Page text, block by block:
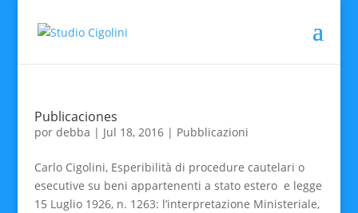
Publicaciones
por debba | Jul 18, 2016| Pubblicazioni
Carlo Cigolini, Esperibilità di procedure cautelari o
esecutive su beni appartenenti a stato estero e legge
15 Luglio 1926, n. 1263: l’interpretazione Ministeriale,